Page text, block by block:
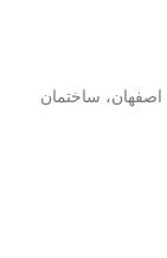
ساختمان